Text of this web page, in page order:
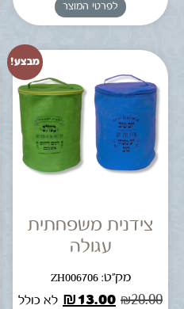
לפרטי המוצר
מבצע!
צידנית משפחתית
עגולה
מק"ט: ZH006706
₪20.00
₪13.00
לא כולל